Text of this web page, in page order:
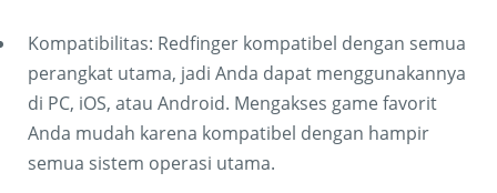
Kompatibilitas: Redfinger kompatibel dengan semua
perangkat utama, jadi Anda dapat menggunakannya
di PC, iOS, atau Android. Mengakses game favorit
Anda mudah karena kompatibel dengan hampir
semua sistem operasi utama.